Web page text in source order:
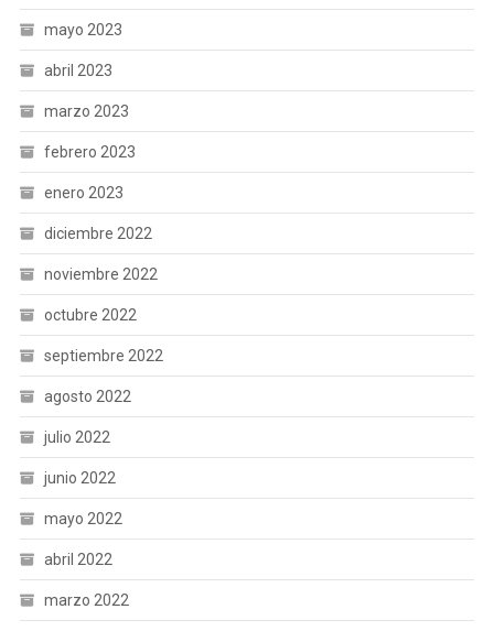
mayo 2023
abril 2023
marzo 2023
febrero 2023
enero 2023
diciembre 2022
noviembre 2022
octubre 2022
septiembre 2022
agosto 2022
julio 2022
junio 2022
mayo 2022
abril 2022
marzo 2022